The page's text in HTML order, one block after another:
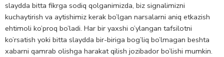
slaydda bitta fikrga sodiq qolganimizda, biz signalimizni
kuchaytirish va aytishimiz kerak bo’lgan narsalarni aniq etkazish
ehtimoli ko’proq bo’ladi. Har bir yaxshi o’ylangan tafsilotni
ko’rsatish yoki bitta slaydda bir-biriga bog’liq bo’lmagan beshta
xabarni qamrab olishga harakat qilish jozibador bo’lishi mumkin.